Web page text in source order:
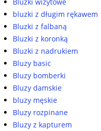
bluzki z długim rękawem
Bluzki z falbaną
Bluzki z koronką
Bluzki z nadrukiem
Bluzy basic
Bluzy bomberki
Bluzy damskie
bluzy męskie
Bluzy rozpinane
Bluzy z kapturem